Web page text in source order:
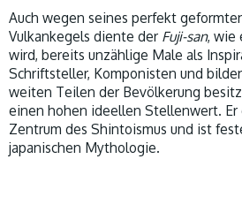
Auch wegen seines perfekt
Vulkankegels diente der Fuji-san, wie
wird, bereits unzählige Male als
Schriftsteller, Komponisten und
weiten Teilen der Bevölkerung
einen hohen ideellen Stellenwert. Er
Zentrum des Shintoismus und ist
japanischen Mythologie.